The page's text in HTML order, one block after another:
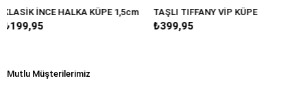
KÜPE 1,5cm TAŞLI TIFFANY VİP KÜPE BÜYÜK DAMLA
Mutlu Müşterilerimiz